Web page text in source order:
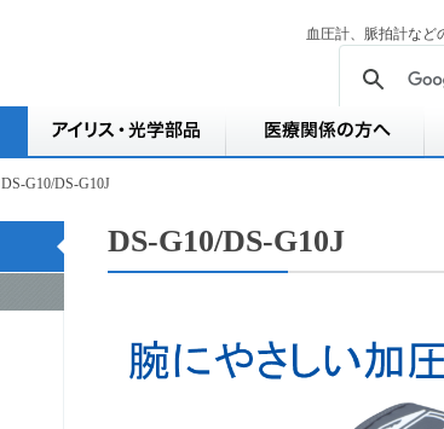
血圧計、脈拍計など
DS-G10/DS-G10J
DS-G10/DS-G10J